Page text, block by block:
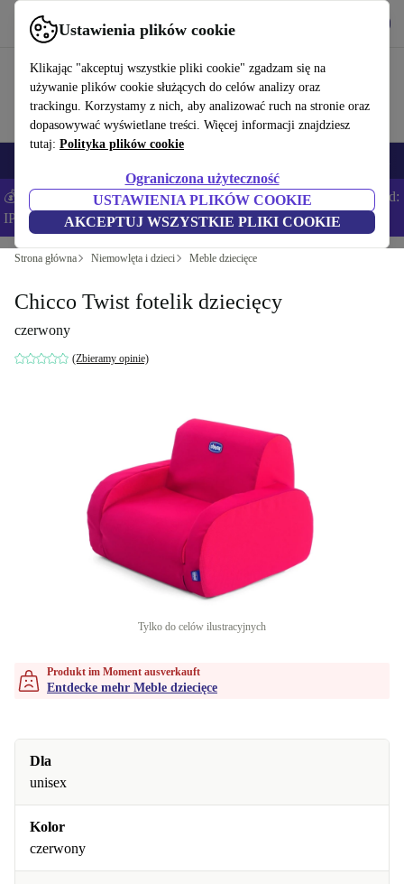
Ustawienia plików cookie
Klikając "akceptuj wszystkie pliki cookie" zgadzam się na
używanie plików cookie służących do celów analizy oraz
trackingu. Korzystamy z nich, aby analizować ruch na stronie oraz
dopasowywać wyświetlane treści. Więcej informacji znajdziesz
tutaj: Polityka plików cookie
Ograniczona użyteczność
USTAWIENIA PLIKÓW COOKIE
AKCEPTUJ WSZYSTKIE PLIKI COOKIE
Korzystaj z refurbed szybko i łatwo
💰Zaoszczędź DODATKOWE 5% na wszystkich iPhone’ach – Kod:
IPHONEDEAL –Regulamin
Strona główna Niemowlęta i dzieci Meble dziecięce
Chicco Twist fotelik dziecięcy
czerwony
(Zbieramy opinie)
Tylko do celów ilustracyjnych
Produkt im Moment ausverkauft
Entdecke mehr Meble dziecięce
Dla
unisex
Kolor
czerwony